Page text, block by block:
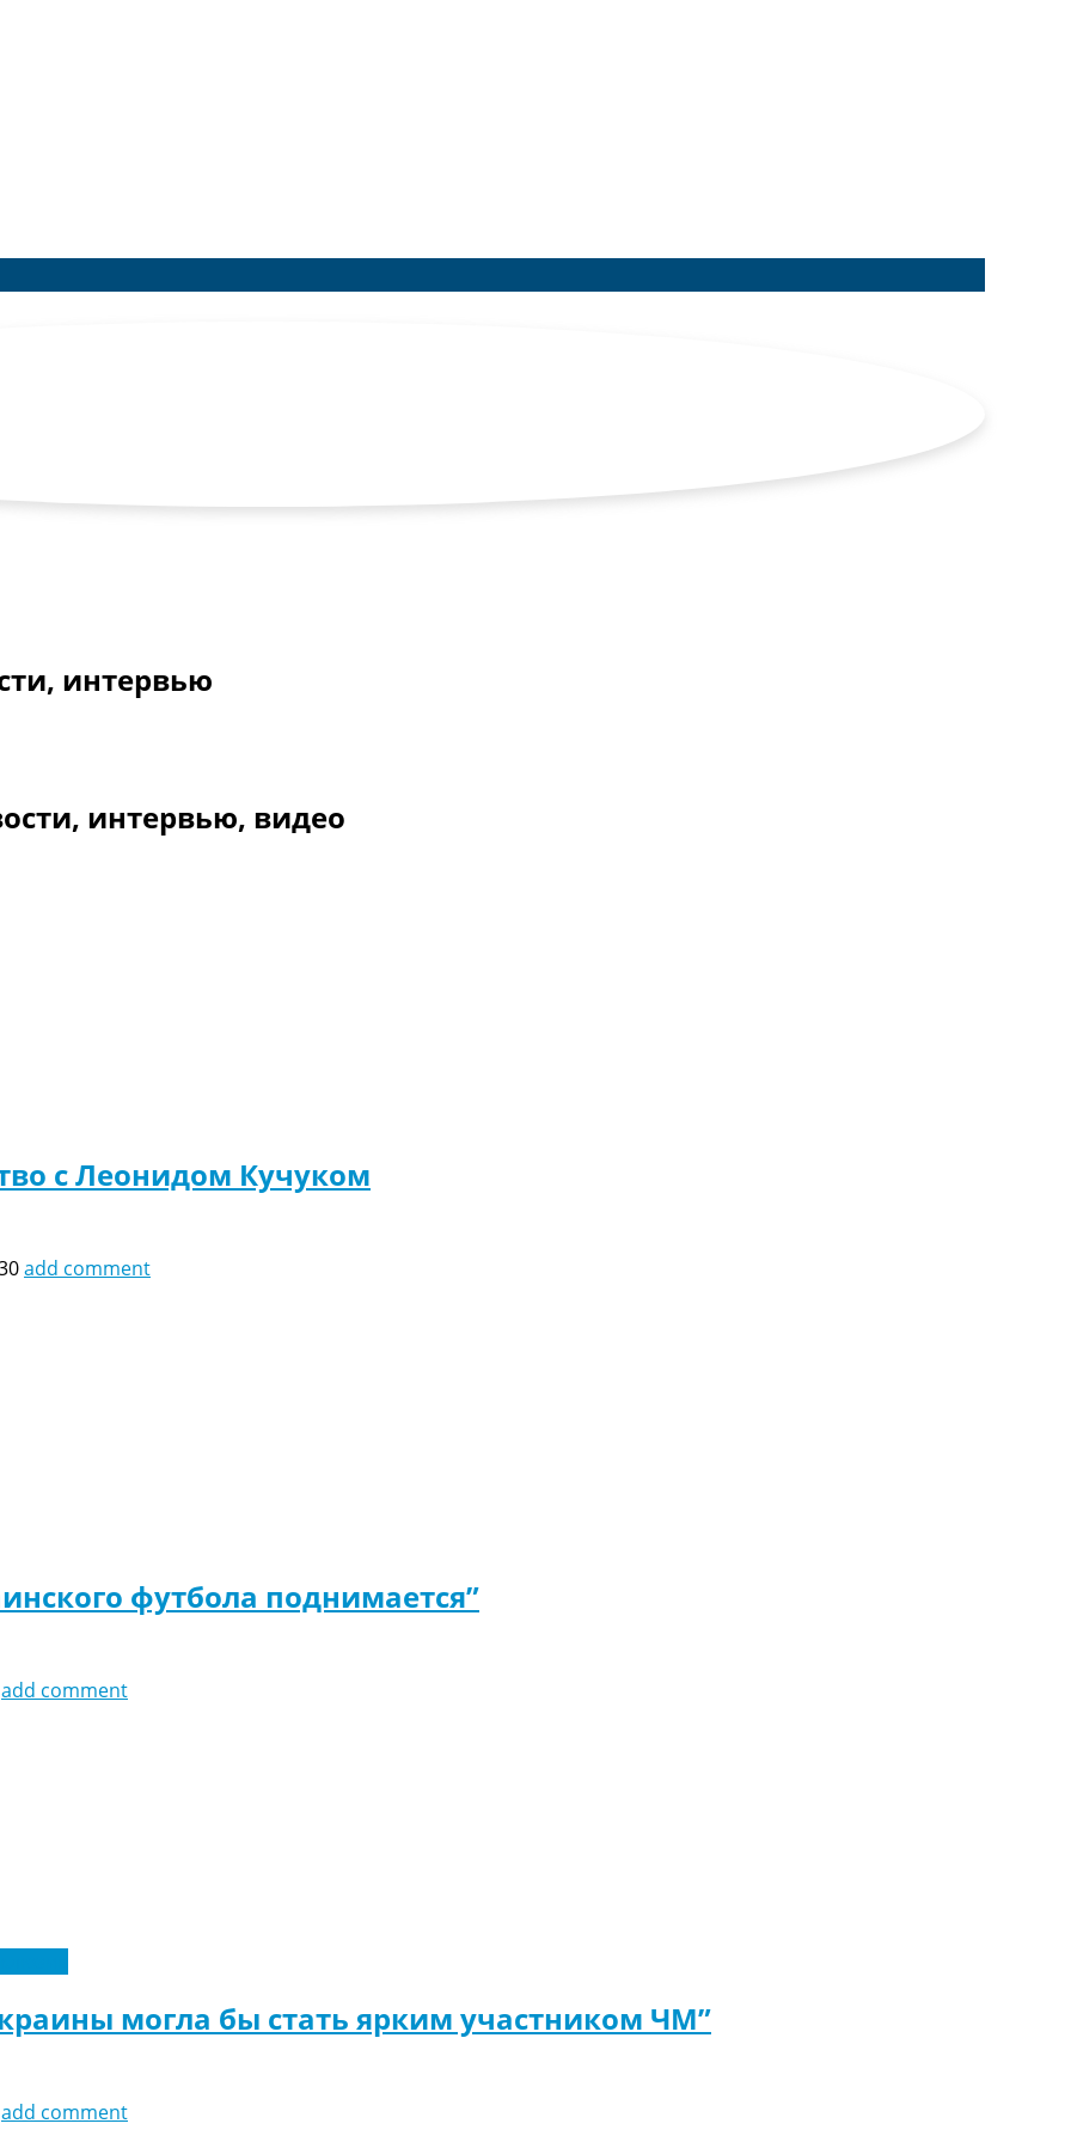
интервью
интервью, видео
с Леонидом Кучуком
add comment
футбола поднимается”
add comment
могла бы стать ярким участником ЧМ”
add comment